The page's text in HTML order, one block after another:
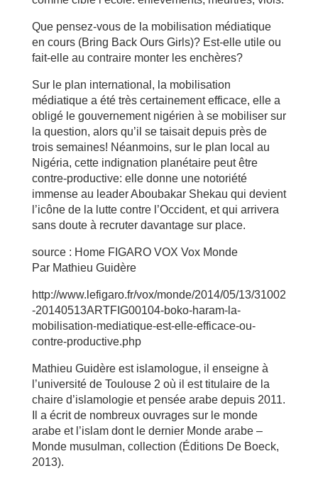
Que pensez-vous de la mobilisation médiatique
en cours (Bring Back Ours Girls)? Est-elle utile ou
fait-elle au contraire monter les enchères?
Sur le plan international, la mobilisation
médiatique a été très certainement efficace, elle a
obligé le gouvernement nigérien à se mobiliser sur
la question, alors qu’il se taisait depuis près de
trois semaines! Néanmoins, sur le plan local au
Nigéria, cette indignation planétaire peut être
contre-productive: elle donne une notoriété
immense au leader Aboubakar Shekau qui devient
l’icône de la lutte contre l’Occident, et qui arrivera
sans doute à recruter davantage sur place.
source : Home FIGARO VOX Vox Monde
Par Mathieu Guidère
http://www.lefigaro.fr/vox/monde/2014/05/13/31002
-20140513ARTFIG00104-boko-haram-la-
mobilisation-mediatique-est-elle-efficace-ou-
contre-productive.php
Mathieu Guidère est islamologue, il enseigne à
l’université de Toulouse 2 où il est titulaire de la
chaire d’islamologie et pensée arabe depuis 2011.
Il a écrit de nombreux ouvrages sur le monde
arabe et l’islam dont le dernier Monde arabe –
Monde musulman, collection (Éditions De Boeck,
2013).